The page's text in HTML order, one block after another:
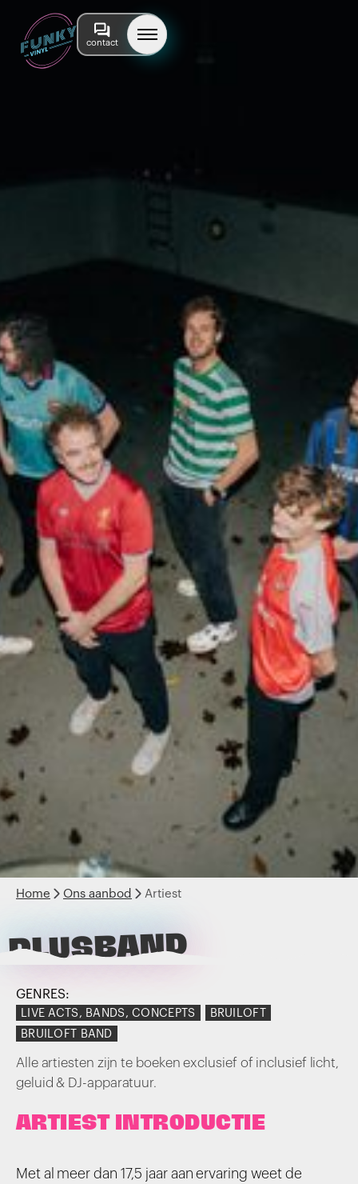
contact
Home Ons aanbod Artiest
PLUSBAND
GENRES:
LIVE ACTS, BANDS, CONCEPTS
BRUILOFT
BRUILOFT BAND
Alle artiesten zijn te boeken exclusief of inclusief licht,
geluid & DJ-apparatuur.
ARTIEST INTRODUCTIE
Met al meer dan 17,5 jaar aan ervaring weet de